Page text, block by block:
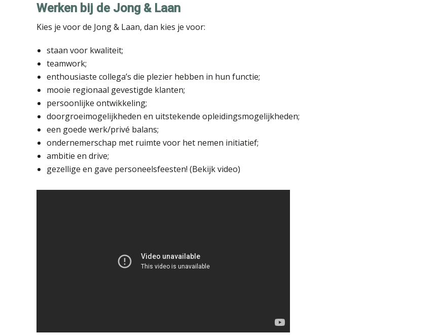
Werken bij de Jong & Laan
Kies je voor de Jong & Laan, dan kies je voor:
staan voor kwaliteit;
teamwork;
enthousiaste collega’s die plezier hebben in hun functie;
mooie regionaal gevestigde klanten;
persoonlijke ontwikkeling;
doorgroeimogelijkheden en uitstekende opleidingsmogelijkheden;
een goede werk/privé balans;
ondernemerschap met ruimte voor het nemen initiatief;
ambitie en drive;
gezellige en gave personeelsfeesten! (Bekijk video)